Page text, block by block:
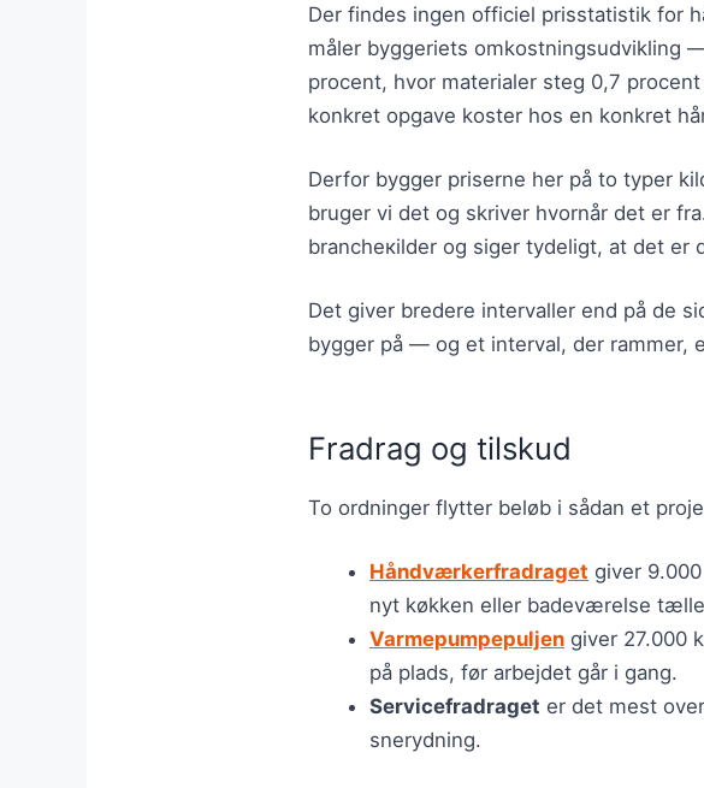
Der findes ingen officiel prisstatistik for
måler byggeriets omkostningsudvikling
procent, hvor materialer steg 0,7
konkret opgave koster hos en konkret
Derfor bygger priserne her på to typer
bruger vi det og skriver hvornår det er
brancheкilder og siger tydeligt, at det er
Det giver bredere intervaller end på de
bygger på — og et interval, der rammer,
Fradrag og tilskud
To ordninger flytter beløb i sådan et
Håndværkerfradraget giver
nyt køkken eller badeværelse
Varmepumpepuljen giver 27.000
på plads, før arbejdet går i gang.
Servicefradraget er det mest
snerydning.